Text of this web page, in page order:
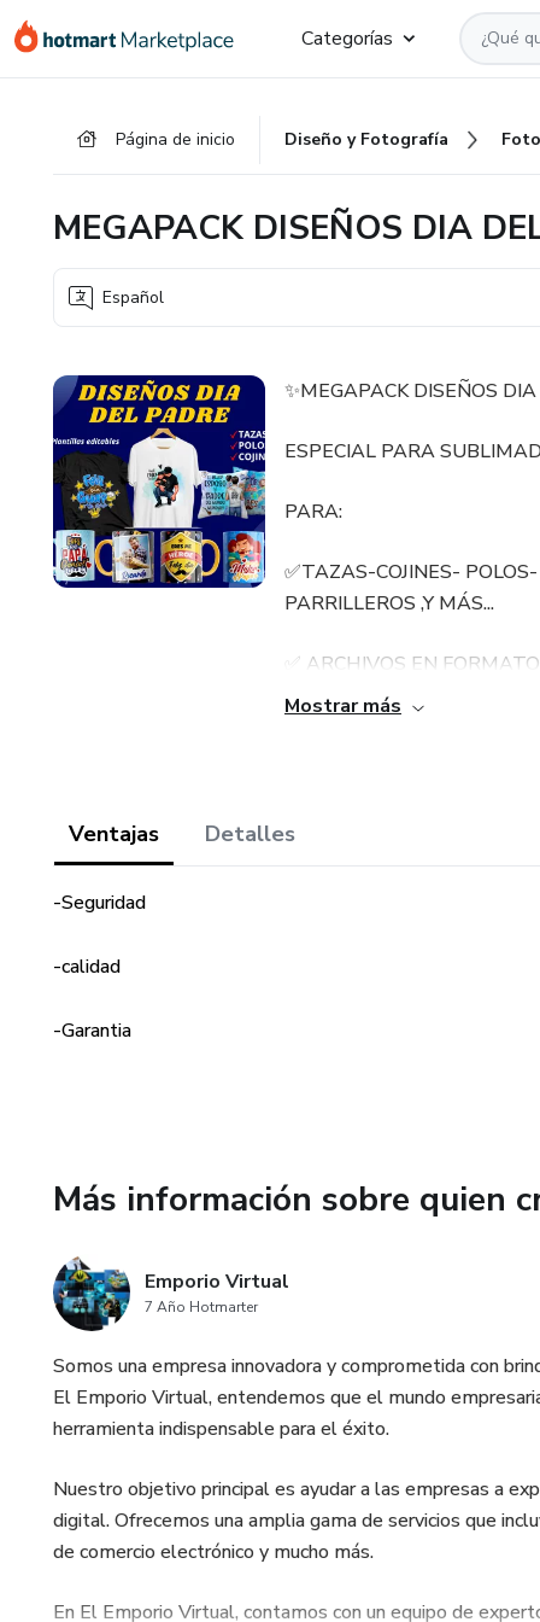
Categorías
Página de inicio Diseño y Fotografía
MEGAPACK DISEÑOS DIA
Español
✨MEGAPACK DISEÑOS
ESPECIAL PARA
PARA:
✅TAZAS-COJINES-
PARRILLEROS ,Y MÁS...
✅ ARCHIVOS EN
✅MOCKUPS
Mostrar más
Ventajas Detalles
-Seguridad
-calidad
-Garantia
Más información sobre quien
Emporio Virtual
7 Año Hotmarter
Somos una empresa innovadora y comprometida con
El Emporio Virtual, entendemos que el mundo
herramienta indispensable para el éxito.
Nuestro objetivo principal es ayudar a las empresas a
digital. Ofrecemos una amplia gama de servicios que
de comercio electrónico y mucho más.
En El Emporio Virtual, contamos con un equipo de